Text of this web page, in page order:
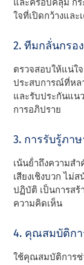
และครอบคลุม ก
ใจที่เปิดกว้างแล
2. ทีมกลั่นกรอ
ตรวจสอบให้แน่ใ
ประสบการณ์ที่หล
และรับประกันแน
การอภิปราย
3. การรับรู้ภา
เน้นย้ําถึงความสํ
เสียงเชิงบวก ไม่
ปฏิบัติ เป็นการส
ความคิดเห็น
4. คุณสมบัติกา
ใช้คุณสมบัติการช่